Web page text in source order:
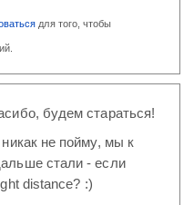
для того, чтобы
будем стараться!
никак не пойму, мы к
стали - если
distance? :)